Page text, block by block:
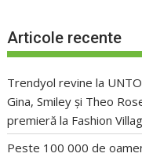
Articole recente
Trendyol revine la
Gina, Smiley și Theo
premieră la Fashion
Peste 100 000 de